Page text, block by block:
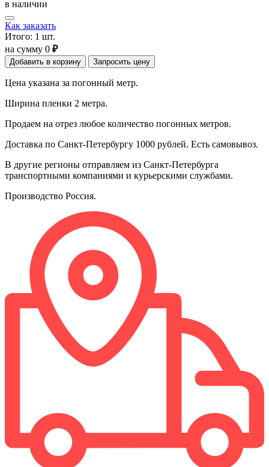
в наличии
Как заказать
Итого: 1 шт.
на сумму 0 ₽
Добавить в корзину Запросить цену
Цена указана за погонный метр.
Ширина пленки 2 метра.
Продаем на отрез любое количество погонных метров.
Доставка по Санкт-Петербургу 1000 рублей. Есть самовывоз.
В другие регионы отправляем из Санкт-Петербурга
транспортными компаниями и курьерскими службами.
Производство Россия.